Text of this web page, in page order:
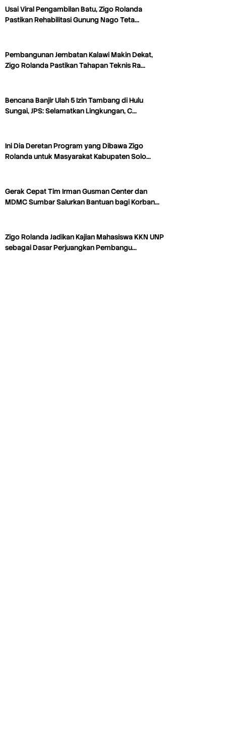
Usai Viral Pengambilan Batu, Zigo Rolanda
Pastikan Rehabilitasi Gunung Nago Teta…
Pembangunan Jembatan Kalawi Makin Dekat,
Zigo Rolanda Pastikan Tahapan Teknis Ra…
Bencana Banjir Ulah 5 Izin Tambang di Hulu
Sungai, JPS: Selamatkan Lingkungan, C…
Ini Dia Deretan Program yang Dibawa Zigo
Rolanda untuk Masyarakat Kabupaten Solo…
Gerak Cepat Tim Irman Gusman Center dan
MDMC Sumbar Salurkan Bantuan bagi Korban…
Zigo Rolanda Jadikan Kajian Mahasiswa KKN UNP
sebagai Dasar Perjuangkan Pembangu…